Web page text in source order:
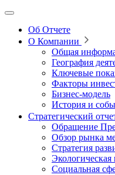
Об Отчете
О Компании
Общая
География
Ключевые
Факторы
Бизнес-модель
История и
Стратегический
Обращение
Обзор рынка
Стратегия
Экологическая
Социальная